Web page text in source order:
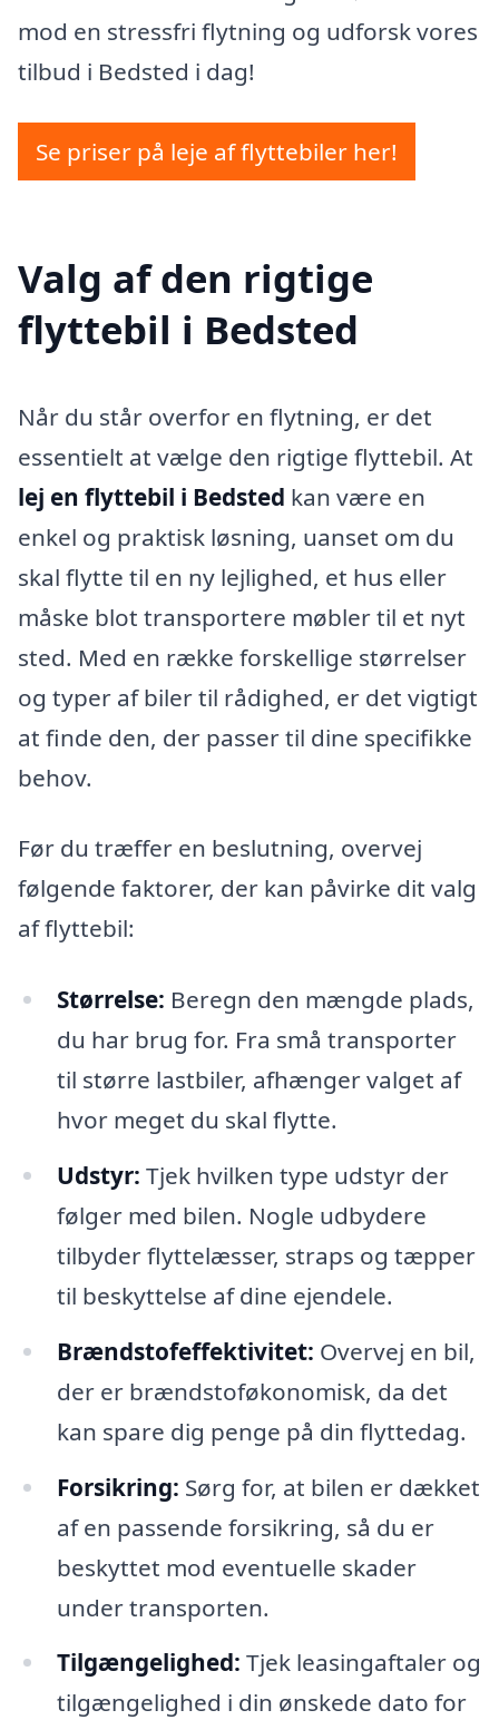
mod en stressfri flytning og udforsk vores
tilbud i Bedsted i dag!
Se priser på leje af flyttebiler her!
Valg af den rigtige
flyttebil i Bedsted
Når du står overfor en flytning, er det
essentielt at vælge den rigtige flyttebil. At
lej en flyttebil i Bedsted kan være en
enkel og praktisk løsning, uanset om du
skal flytte til en ny lejlighed, et hus eller
måske blot transportere møbler til et nyt
sted. Med en række forskellige størrelser
og typer af biler til rådighed, er det vigtigt
at finde den, der passer til dine specifikke
behov.
Før du træffer en beslutning, overvej
følgende faktorer, der kan påvirke dit valg
af flyttebil:
Størrelse: Beregn den mængde plads,
du har brug for. Fra små transporter
til større lastbiler, afhænger valget af
hvor meget du skal flytte.
Udstyr: Tjek hvilken type udstyr der
følger med bilen. Nogle udbydere
tilbyder flyttelæsser, straps og tæpper
til beskyttelse af dine ejendele.
Brændstofeffektivitet: Overvej en bil,
der er brændstoføkonomisk, da det
kan spare dig penge på din flyttedag.
Forsikring: Sørg for, at bilen er dækket
af en passende forsikring, så du er
beskyttet mod eventuelle skader
under transporten.
Tilgængelighed: Tjek leasingaftaler og
tilgængelighed i din ønskede dato for